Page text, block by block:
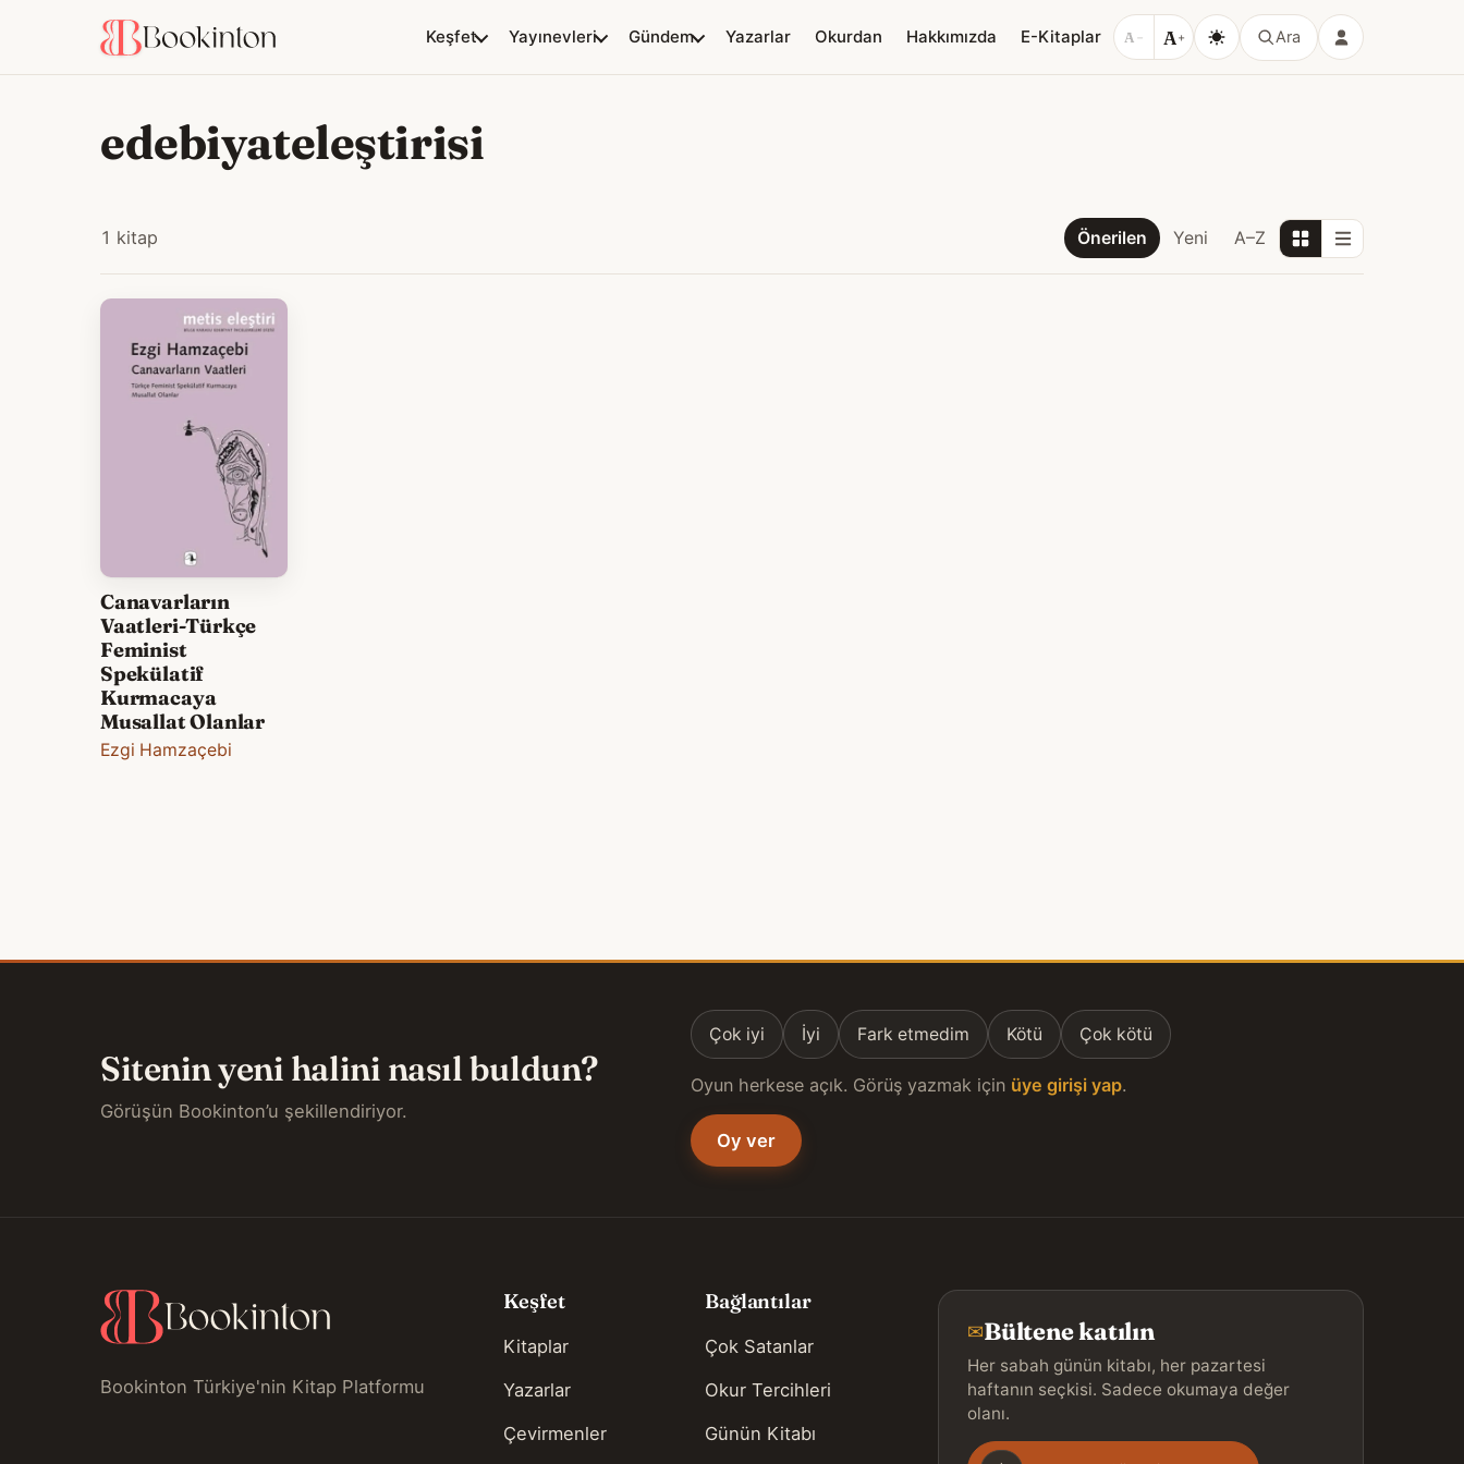
Keşfet Yayınevleri Gündem Yazarlar Okurdan Hakkımızda E-Kitaplar A − A+ Ara
edebiyateleştirisi
1 kitap Önerilen Yeni A–Z
Canavarların
Vaatleri-Türkçe
Feminist
Spekülatif
Kurmacaya
Musallat Olanlar
Ezgi Hamzaçebi
Sitenin yeni halini nasıl buldun?
Görüşün Bookinton’u şekillendiriyor.
Çok iyi İyi Fark etmedim Kötü Çok kötü
Oyun herkese açık. Görüş yazmak için üye girişi yap.
Oy ver
Bookinton Türkiye'nin Kitap Platformu
Keşfet
Kitaplar
Yazarlar
Çevirmenler
Bağlantılar
Çok Satanlar
Okur Tercihleri
Günün Kitabı
✉Bültene katılın
Her sabah günün kitabı, her pazartesi
haftanın seçkisi. Sadece okumaya değer
olanı.
Gönderim